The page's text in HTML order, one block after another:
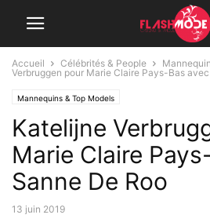
Accueil Célébrités & People
Verbruggen pour Marie Claire Pays-Bas
Mannequins & Top Models
Katelijne
Marie Claire
Sanne De Roo
13 juin 2019